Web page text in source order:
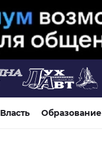
Власть Образование